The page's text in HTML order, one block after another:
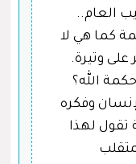
العام..
كما هي لا
وتيرة.
الله؟
وفكره
تقول لهذا